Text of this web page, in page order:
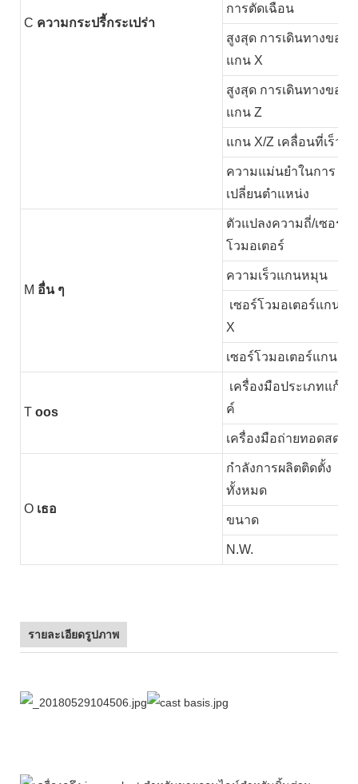
C ความกระปรี้กระเปร่า
การตัดเฉือน
สูงสุด การเดินทางของ
แกน X
สูงสุด การเดินทางของ
แกน Z
แกน X/Z เคลื่อนที่เร็ว
ความแม่นยำในการ
เปลี่ยนตำแหน่ง
M อื่น ๆ
ตัวแปลงความถี่/เซอร์
โวมอเตอร์
ความเร็วแกนหมุน
เซอร์โวมอเตอร์แกน
X
เซอร์โวมอเตอร์แกน Z
T oos
เครื่องมือประเภทแก๊ง
ค์
เครื่องมือถ่ายทอดสด
O เธอ
กำลังการผลิตติดตั้ง
ทั้งหมด
ขนาด
N.W.
รายละเอียดรูปภาพ